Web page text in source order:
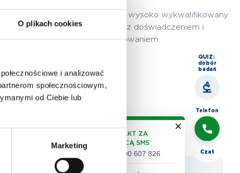
O plikach cookies
i analizować
społecznościowym,
od Ciebie lub
Marketing
Zatrudniamy sprawdzony i wysoko wykwalifikowany
personel medyczny z doświadczeniem i
zaangażowaniem.
QUIZ:
dobór
badań
Telefon
KONTAKT ZA
POMOCĄ SMS
+48 500 607 826 Czat